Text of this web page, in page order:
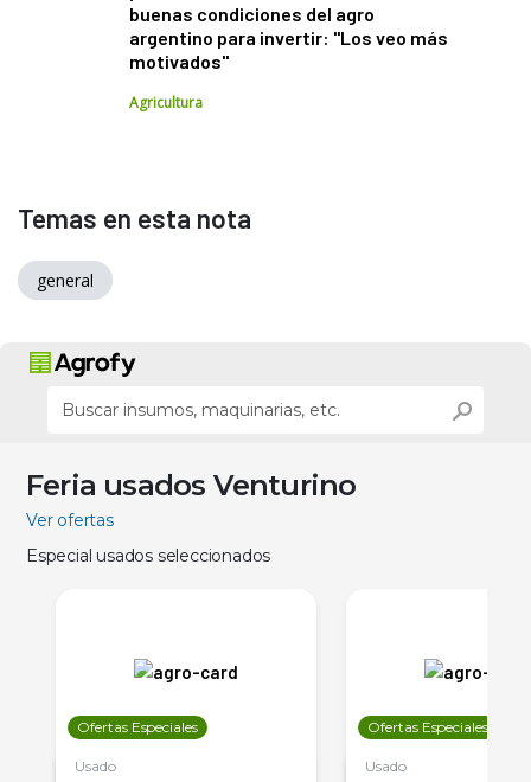
buenas condiciones del agro
argentino para invertir: "Los veo más
motivados"
Agricultura
Temas en esta nota
general
Feria usados Venturino
Ver ofertas
Especial usados seleccionados
Ofertas Especiales
Usado
Ofertas Especiales
Usado